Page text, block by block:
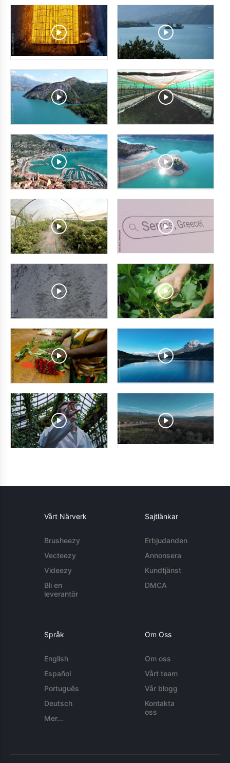
Vårt Närverk
Brusheezy
Vecteezy
Videezy
Bli en
leverantör
Sajtlänkar
Erbjudanden
Annonsera
Kundtjänst
DMCA
Språk
English
Español
Português
Deutsch
Mer...
Om Oss
Om oss
Vårt team
Vår blogg
Kontakta
oss